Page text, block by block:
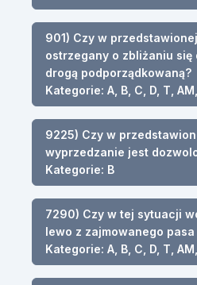
901) Czy w
ostrzegany o zbliżaniu się
drogą podporządkowaną?
Kategorie: A, B, C, D, T, AM,
9225) Czy w
wyprzedzanie jest
Kategorie: B
7290) Czy w tej sytuacji
lewo z zajmowanego
Kategorie: A, B, C, D, T, AM,